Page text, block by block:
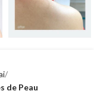
de Peau